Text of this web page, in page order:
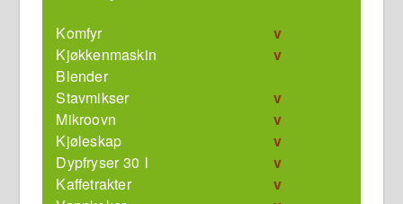
Komfyr
v
Kjøkkenmaskin
v
Blender
Stavmikser
v
Mikroovn
v
Kjøleskap
v
Dypfryser 30 l
v
Kaffetrakter
v